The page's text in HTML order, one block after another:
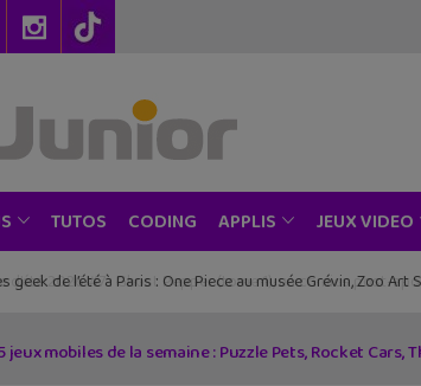
TUTOS CODING APPLIS JEUX VIDEO
geek de l’été à Paris : One Piece au musée Grévin, Zoo Art
jeux mobiles de la semaine : Puzzle Pets, Rocket